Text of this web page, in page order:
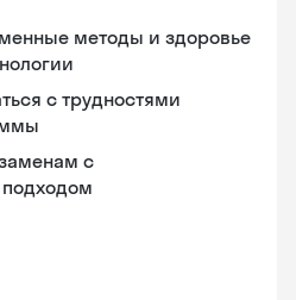
методы и здоровье
с трудностями
с